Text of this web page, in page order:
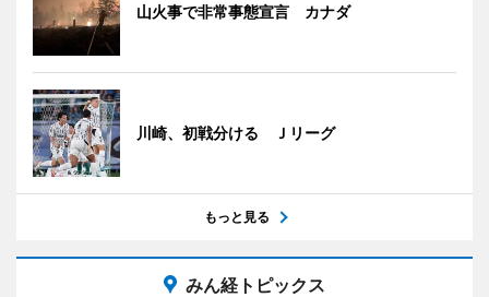
山火事で非常事態宣言 カナダ
川崎、初戦分ける Ｊリーグ
もっと見る
みん経トピックス